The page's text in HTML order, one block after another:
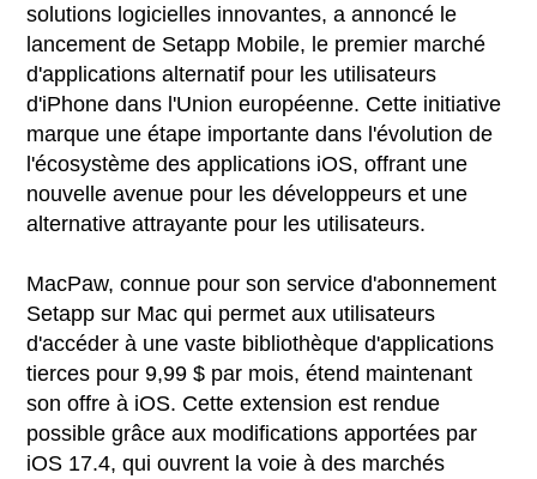
solutions logicielles innovantes, a annoncé le
lancement de Setapp Mobile, le premier marché
d'applications alternatif pour les utilisateurs
d'iPhone dans l'Union européenne. Cette initiative
marque une étape importante dans l'évolution de
l'écosystème des applications iOS, offrant une
nouvelle avenue pour les développeurs et une
alternative attrayante pour les utilisateurs.
MacPaw, connue pour son service d'abonnement
Setapp sur Mac qui permet aux utilisateurs
d'accéder à une vaste bibliothèque d'applications
tierces pour 9,99 $ par mois, étend maintenant
son offre à iOS. Cette extension est rendue
possible grâce aux modifications apportées par
iOS 17.4, qui ouvrent la voie à des marchés